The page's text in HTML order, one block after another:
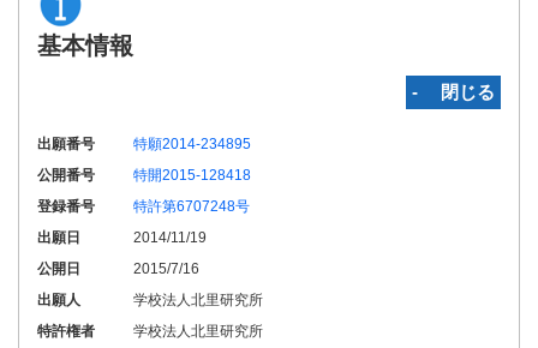
基本情報
‐ 閉じる
出願番号
特願2014-234895
公開番号
特開2015-128418
登録番号
特許第6707248号
出願日
2014/11/19
公開日
2015/7/16
出願人
学校法人北里研究所
特許権者
学校法人北里研究所